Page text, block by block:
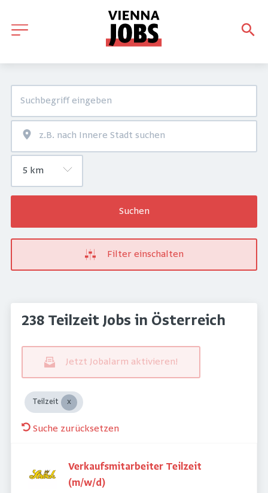
Suchen
Filter einschalten
238 Teilzeit Jobs in Österreich
Jetzt Jobalarm aktivieren!
Teilzeit
Suche zurücksetzen
Verkaufsmitarbeiter Teilzeit
(m/w/d)